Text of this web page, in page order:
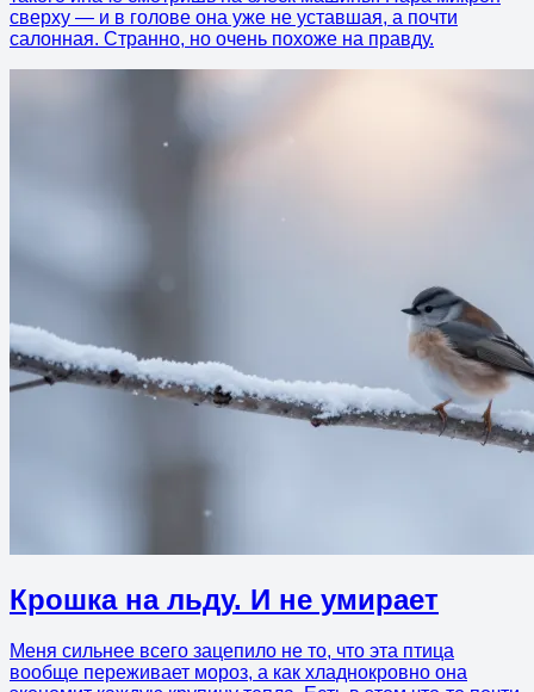
сверху — и в голове она уже не уставшая, а почти
салонная. Странно, но очень похоже на правду.
Крошка на льду. И не умирает
Меня сильнее всего зацепило не то, что эта птица
вообще переживает мороз, а как хладнокровно она